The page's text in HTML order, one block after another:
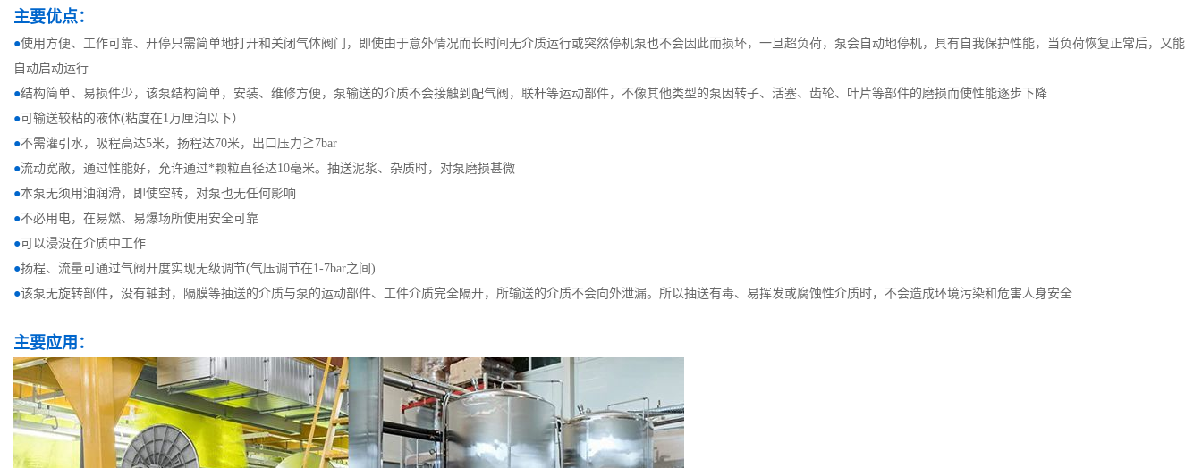
主要优点：
●使用方便、工作可靠、开停只需简单地打开和关闭气体阀门，即使由于意外情况而长时间无介质运行或突然停机泵也不会因此而损坏，一旦超负荷，泵会自动地停机，具有自我保护性能，当负荷恢复正常后，又能
自动启动运行
●结构简单、易损件少，该泵结构简单，安装、维修方便，泵输送的介质不会接触到配气阀，联杆等运动部件，不像其他类型的泵因转子、活塞、齿轮、叶片等部件的磨损而使性能逐步下降
●可输送较粘的液体(粘度在1万厘泊以下）
●不需灌引水，吸程高达5米，扬程达70米，出口压力≧7bar
●流动宽敞，通过性能好，允许通过*颗粒直径达10毫米。抽送泥浆、杂质时，对泵磨损甚微
●本泵无须用油润滑，即使空转，对泵也无任何影响
●不必用电，在易燃、易爆场所使用安全可靠
●可以浸没在介质中工作
●扬程、流量可通过气阀开度实现无级调节(气压调节在1-7bar之间)
●该泵无旋转部件，没有轴封，隔膜等抽送的介质与泵的运动部件、工件介质完全隔开，所输送的介质不会向外泄漏。所以抽送有毒、易挥发或腐蚀性介质时，不会造成环境污染和危害人身安全
主要应用：